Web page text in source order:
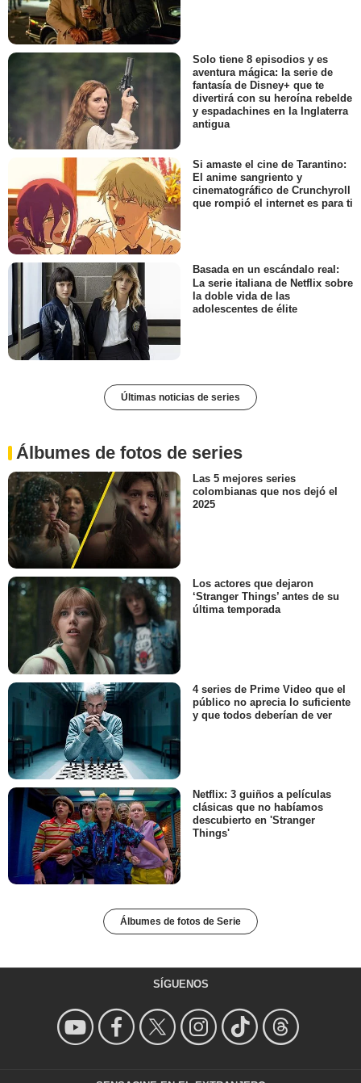
Solo tiene 8 episodios y es
aventura mágica: la serie de
fantasía de Disney+ que te
divertirá con su heroína rebelde
y espadachines en la Inglaterra
antigua
Si amaste el cine de Tarantino:
El anime sangriento y
cinematográfico de Crunchyroll
que rompió el internet es para ti
Basada en un escándalo real:
La serie italiana de Netflix sobre
la doble vida de las
adolescentes de élite
Últimas noticias de series
Álbumes de fotos de series
Las 5 mejores series
colombianas que nos dejó el
2025
Los actores que dejaron
‘Stranger Things’ antes de su
última temporada
4 series de Prime Video que el
público no aprecia lo suficiente
y que todos deberían de ver
Netflix: 3 guiños a películas
clásicas que no habíamos
descubierto en 'Stranger
Things'
Álbumes de fotos de Serie
SÍGUENOS